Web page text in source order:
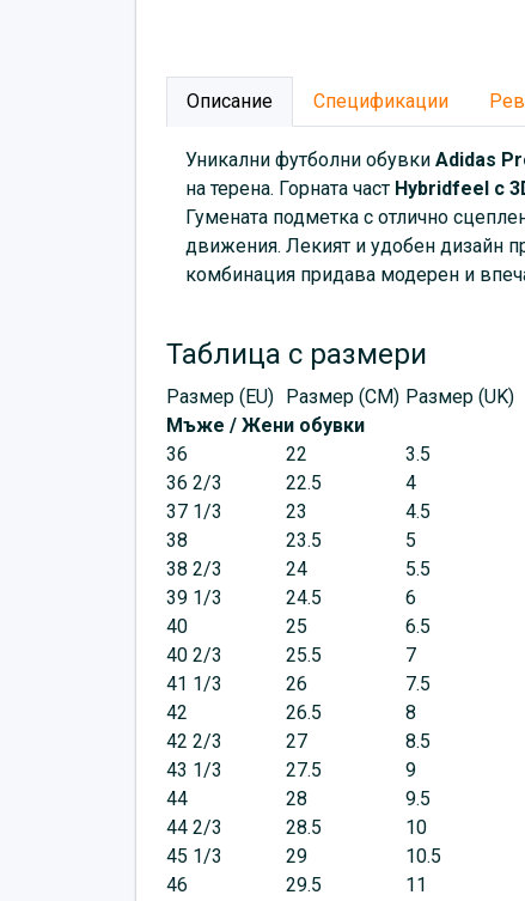
Описание Спецификации
Уникални футболни обувки Аdidas
на терена. Горната част Hybridfeel с
Гумената подметка с отлично
движения. Лекият и удобен дизайн
комбинация придава модерен и
Таблица с размери
Размер (EU) Размер (CM) Размер (UK)
Мъже / Жени обувки
36
22
3.5
36 2/3
22.5
4
37 1/3
23
4.5
38
23.5
5
38 2/3
24
5.5
39 1/3
24.5
6
40
25
6.5
40 2/3
25.5
7
41 1/3
26
7.5
42
26.5
8
42 2/3
27
8.5
43 1/3
27.5
9
44
28
9.5
44 2/3
28.5
10
45 1/3
29
10.5
46
29.5
11